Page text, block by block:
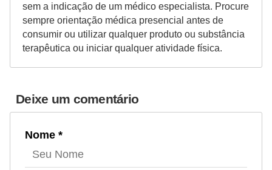
sem a indicação de um médico especialista. Procure
sempre orientação médica presencial antes de
consumir ou utilizar qualquer produto ou substância
terapêutica ou iniciar qualquer atividade física.
Deixe um comentário
Nome *